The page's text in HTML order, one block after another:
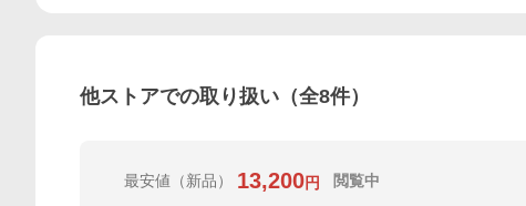
他ストアでの取り扱い（全8件）
最安値 （新品） 13,200円
閲覧中